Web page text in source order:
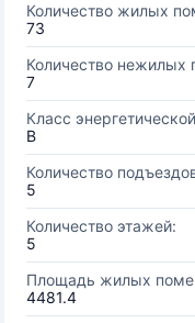
Количество жилых
73
Количество нежилых
7
Класс
B
Количество
5
Количество этажей:
5
Площадь жилых
4481.4